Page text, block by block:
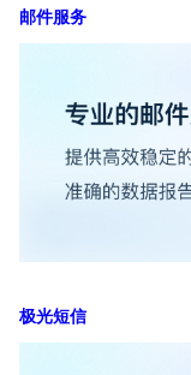
邮件服务
极光短信